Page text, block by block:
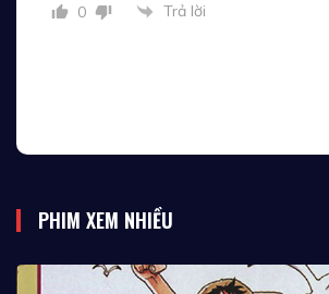
0 Trả lời
PHIM XEM NHIỀU